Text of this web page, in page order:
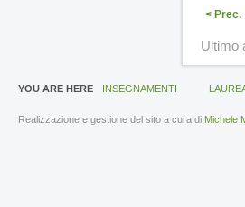
< Prec.
Ultimo
YOU ARE HERE INSEGNAMENTI
Realizzazione e gestione del sito a cura di Michele